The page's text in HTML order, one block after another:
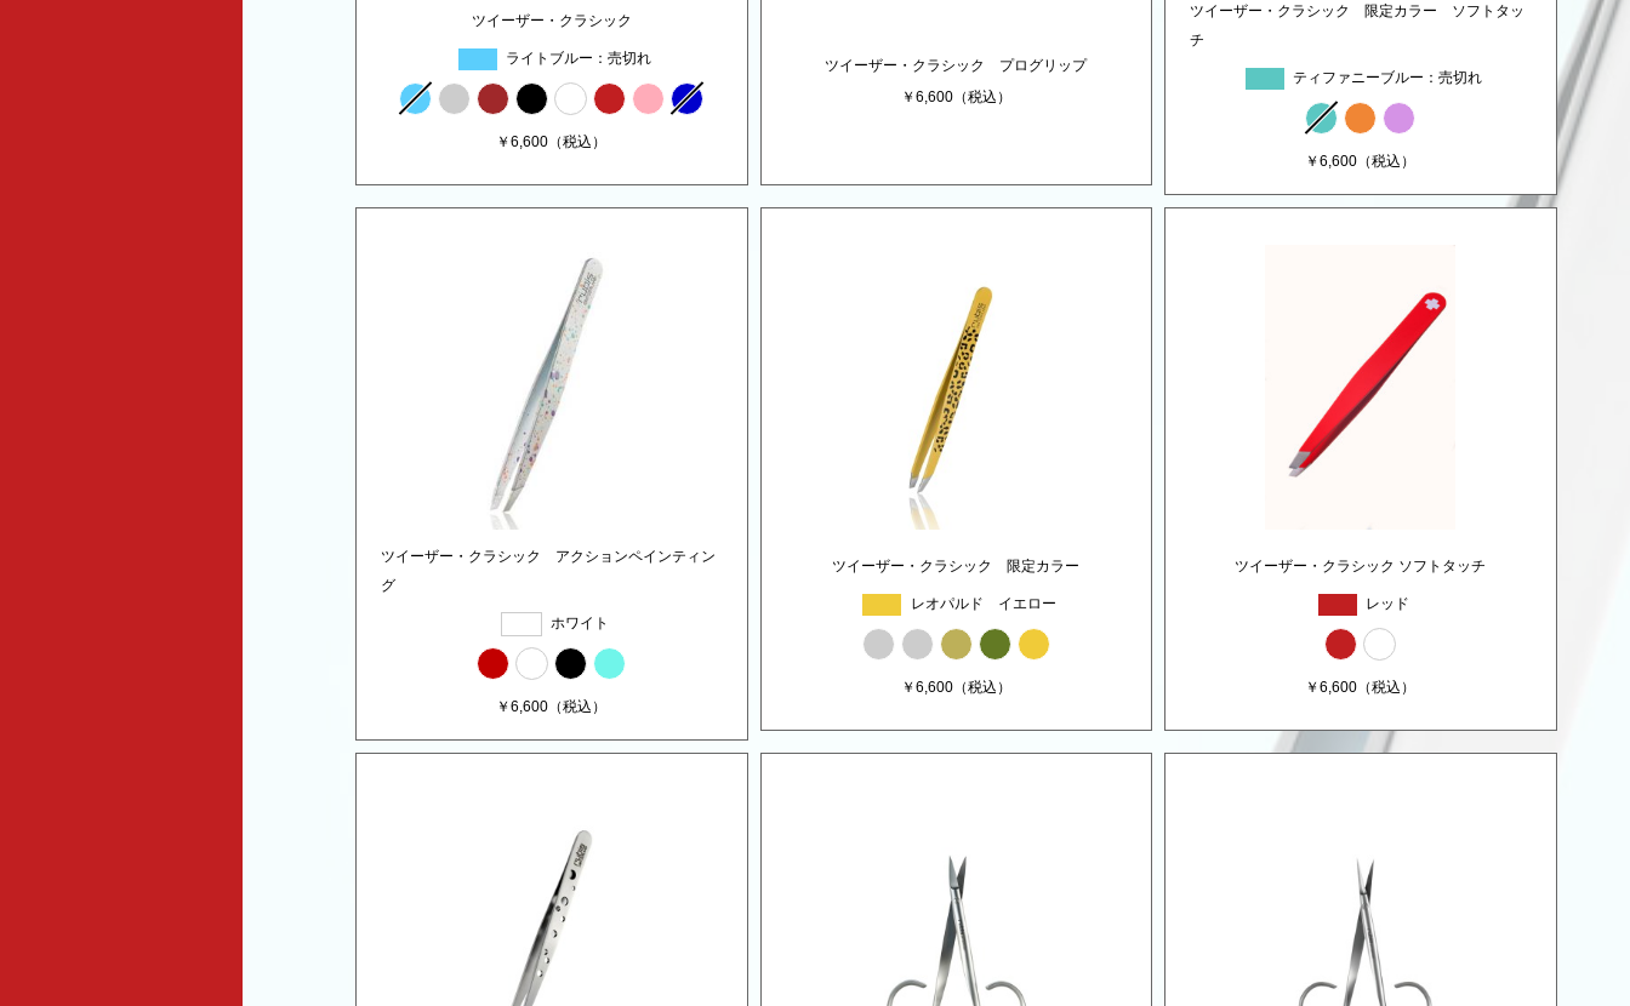
ツイーザー・クラシック
ライトブルー
￥6,600 （税込）
ツイーザー・クラシック プログリップ
￥ 6,600（税込）
ツイーザー・クラシック 限定カラー ソフトタッ
チ
ティファニーブルー
￥6,600 （税込）
ツイーザー・クラシック アクションペインティン
グ
ホワイト
￥6,600 （税込）
ツイーザー・クラシック 限定カラー
レオパルド イエロー
￥ 6,600（税込）
ツイーザー・クラシック ソフトタッチ
レッド
￥6,600 （税込）